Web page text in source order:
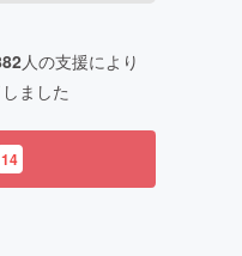
人の支援により
ました
14